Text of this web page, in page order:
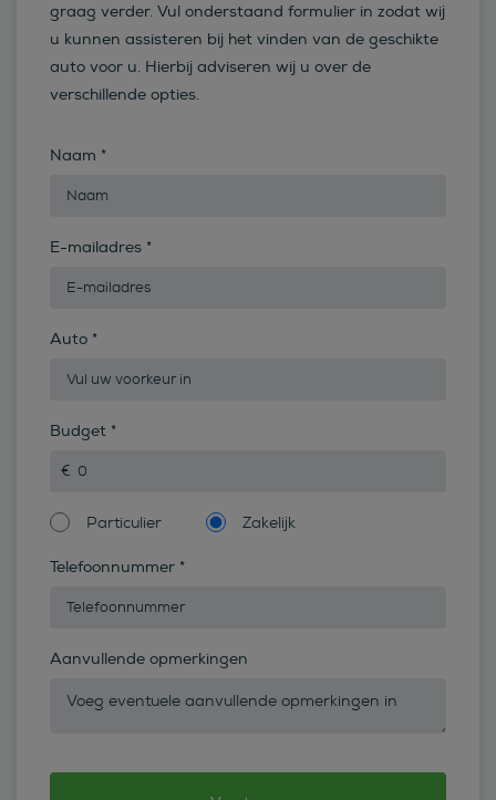
graag verder. Vul onderstaand formulier in zodat wij
u kunnen assisteren bij het vinden van de geschikte
auto voor u. Hierbij adviseren wij u over de
verschillende opties.
Naam *
E-mailadres *
Auto *
Budget *
Particulier Zakelijk
Telefoonnummer *
Aanvullende opmerkingen